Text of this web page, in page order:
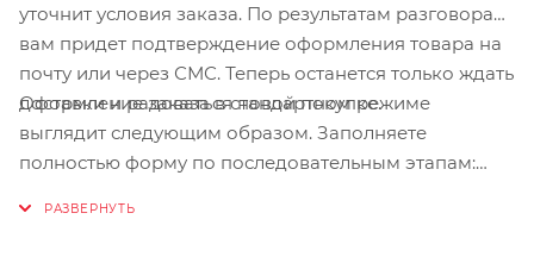
уточнит условия заказа. По результатам разговора
вам придет подтверждение оформления товара на
почту или через СМС. Теперь останется только ждать
доставки и радоваться новой покупке.
Оформление заказа в стандартном режиме
выглядит следующим образом. Заполняете
полностью форму по последовательным этапам: